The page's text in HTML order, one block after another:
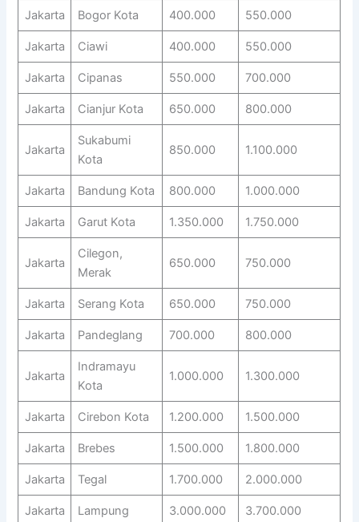
Jakarta Bogor Kota 400.000 550.000
Jakarta Ciawi 400.000 550.000
Jakarta Cipanas 550.000 700.000
Jakarta Cianjur Kota 650.000 800.000
Jakarta
Sukabumi
Kota
850.000 1.100.000
Jakarta Bandung Kota 800.000 1.000.000
Jakarta Garut Kota 1.350.000 1.750.000
Jakarta
Cilegon,
Merak
650.000 750.000
Jakarta Serang Kota 650.000 750.000
Jakarta Pandeglang 700.000 800.000
Jakarta
Indramayu
Kota
1.000.000 1.300.000
Jakarta Cirebon Kota 1.200.000 1.500.000
Jakarta Brebes 1.500.000 1.800.000
Jakarta Tegal 1.700.000 2.000.000
Jakarta Lampung 3.000.000 3.700.000